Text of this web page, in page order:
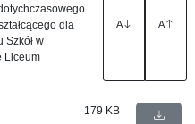
dla
Szkół w
Liceum
A A
179 KB